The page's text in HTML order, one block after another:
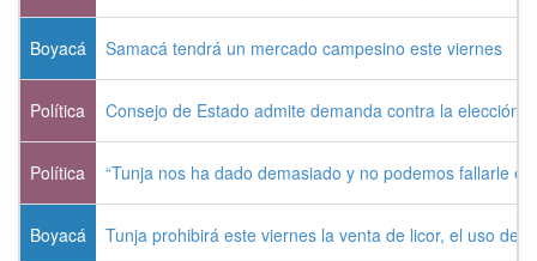
Boyacá Samacá tendrá un mercado campesino este viernes
Política Consejo de Estado admite demanda contra la elección
Política “Tunja nos ha dado demasiado y no podemos fallarle
Boyacá Tunja prohibirá este viernes la venta de licor, el uso de